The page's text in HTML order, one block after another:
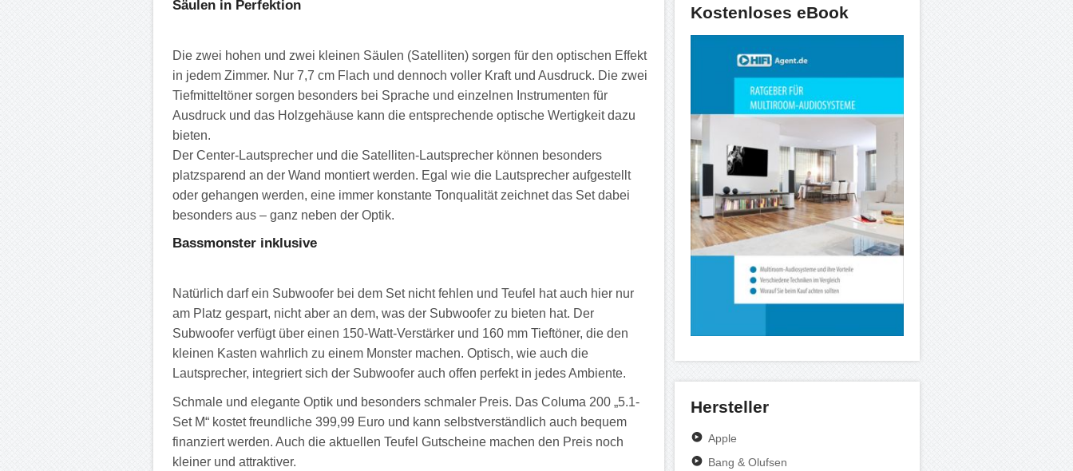
Säulen in Perfektion
Die zwei hohen und zwei kleinen Säulen (Satelliten) sorgen für den optischen Effekt
in jedem Zimmer. Nur 7,7 cm Flach und dennoch voller Kraft und Ausdruck. Die zwei
Tiefmitteltöner sorgen besonders bei Sprache und einzelnen Instrumenten für
Ausdruck und das Holzgehäuse kann die entsprechende optische Wertigkeit dazu
bieten.
Der Center-Lautsprecher und die Satelliten-Lautsprecher können besonders
platzsparend an der Wand montiert werden. Egal wie die Lautsprecher aufgestellt
oder gehangen werden, eine immer konstante Tonqualität zeichnet das Set dabei
besonders aus – ganz neben der Optik.
Bassmonster inklusive
Natürlich darf ein Subwoofer bei dem Set nicht fehlen und Teufel hat auch hier nur
am Platz gespart, nicht aber an dem, was der Subwoofer zu bieten hat. Der
Subwoofer verfügt über einen 150-Watt-Verstärker und 160 mm Tieftöner, die den
kleinen Kasten wahrlich zu einem Monster machen. Optisch, wie auch die
Lautsprecher, integriert sich der Subwoofer auch offen perfekt in jedes Ambiente.
Schmale und elegante Optik und besonders schmaler Preis. Das Columa 200 „5.1-
Set M“ kostet freundliche 399,99 Euro und kann selbstverständlich auch bequem
finanziert werden. Auch die aktuellen Teufel Gutscheine machen den Preis noch
kleiner und attraktiver.
Kostenloses eBook
Hersteller
Apple
Bang & Olufsen